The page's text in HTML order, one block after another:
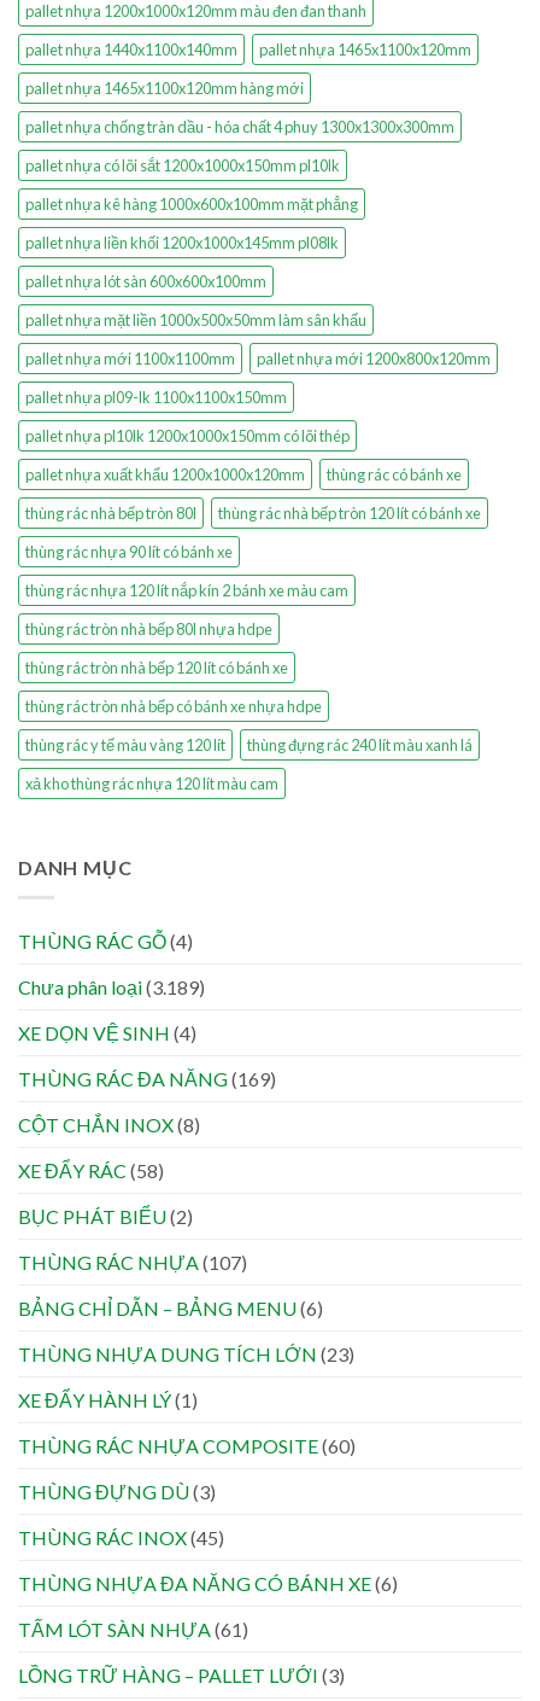
pallet nhựa 1200x1000x120mm màu đen đan thanh
pallet nhựa 1440x1100x140mm
pallet nhựa 1465x1100x120mm
pallet nhựa 1465x1100x120mm hàng mới
pallet nhựa chống tràn dầu - hóa chất 4 phuy 1300x1300x300mm
pallet nhựa có lõi sắt 1200x1000x150mm pl10lk
pallet nhựa kê hàng 1000x600x100mm mặt phẳng
pallet nhựa liền khối 1200x1000x145mm pl08lk
pallet nhựa lót sàn 600x600x100mm
pallet nhựa mặt liền 1000x500x50mm làm sân khấu
pallet nhựa mới 1100x1100mm
pallet nhựa mới 1200x800x120mm
pallet nhựa pl09-lk 1100x1100x150mm
pallet nhựa pl10lk 1200x1000x150mm có lõi thép
pallet nhựa xuất khẩu 1200x1000x120mm
thùng rác có bánh xe
thùng rác nhà bếp tròn 80l
thùng rác nhà bếp tròn 120 lít có bánh xe
thùng rác nhựa 90 lít có bánh xe
thùng rác nhựa 120 lít nắp kín 2 bánh xe màu cam
thùng rác tròn nhà bếp 80l nhựa hdpe
thùng rác tròn nhà bếp 120 lít có bánh xe
thùng rác tròn nhà bếp có bánh xe nhựa hdpe
thùng rác y tế màu vàng 120 lít
thùng đựng rác 240 lít màu xanh lá
xả kho thùng rác nhựa 120 lít màu cam
DANH MỤC
THÙNG RÁC GỖ(4)
Chưa phân loại(3.189)
XE DỌN VỆ SINH (4)
THÙNG RÁC ĐA NĂNG(169)
CỘT CHẮN INOX(8)
XE ĐẨY RÁC (58)
BỤC PHÁT BIỂU(2)
THÙNG RÁC NHỰA (107)
BẢNG CHỈ DẪN – BẢNG MENU(6)
THÙNG NHỰA DUNG TÍCH LỚN (23)
XE ĐẨY HÀNH LÝ(1)
THÙNG RÁC NHỰA COMPOSITE(60)
THÙNG ĐỰNG DÙ(3)
THÙNG RÁC INOX(45)
THÙNG NHỰA ĐA NĂNG CÓ BÁNH XE(6)
TẤM LÓT SÀN NHỰA (61)
LỒNG TRỮ HÀNG – PALLET LƯỚI (3)